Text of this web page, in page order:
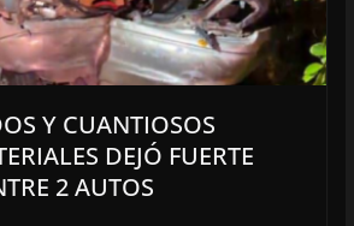
Y CUANTIOSOS
DEJÓ FUERTE
2 AUTOS